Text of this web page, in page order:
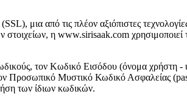
μια από τις πλέον αξιόπιστες
η www.sirisaak.com
τον Kωδικό Εισόδου (όνομα
Προσωπικό Μυστικό Κωδικό Ασφαλείας
των ίδιων κωδικών.